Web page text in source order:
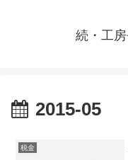
続・工
2015-05
税金